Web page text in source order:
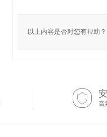
以上内容是否对您有帮助？
高